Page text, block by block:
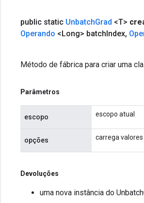
public static UnbatchGrad <T>
Operando <Long> batchIndex,
Método de fábrica para criar uma
Parâmetros
escopo escopo atual
opções carrega
Devoluções
uma nova instância do